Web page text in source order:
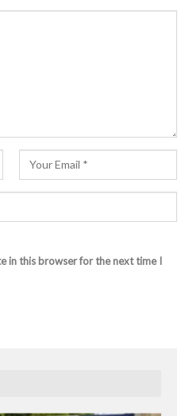
in this browser for the next time I